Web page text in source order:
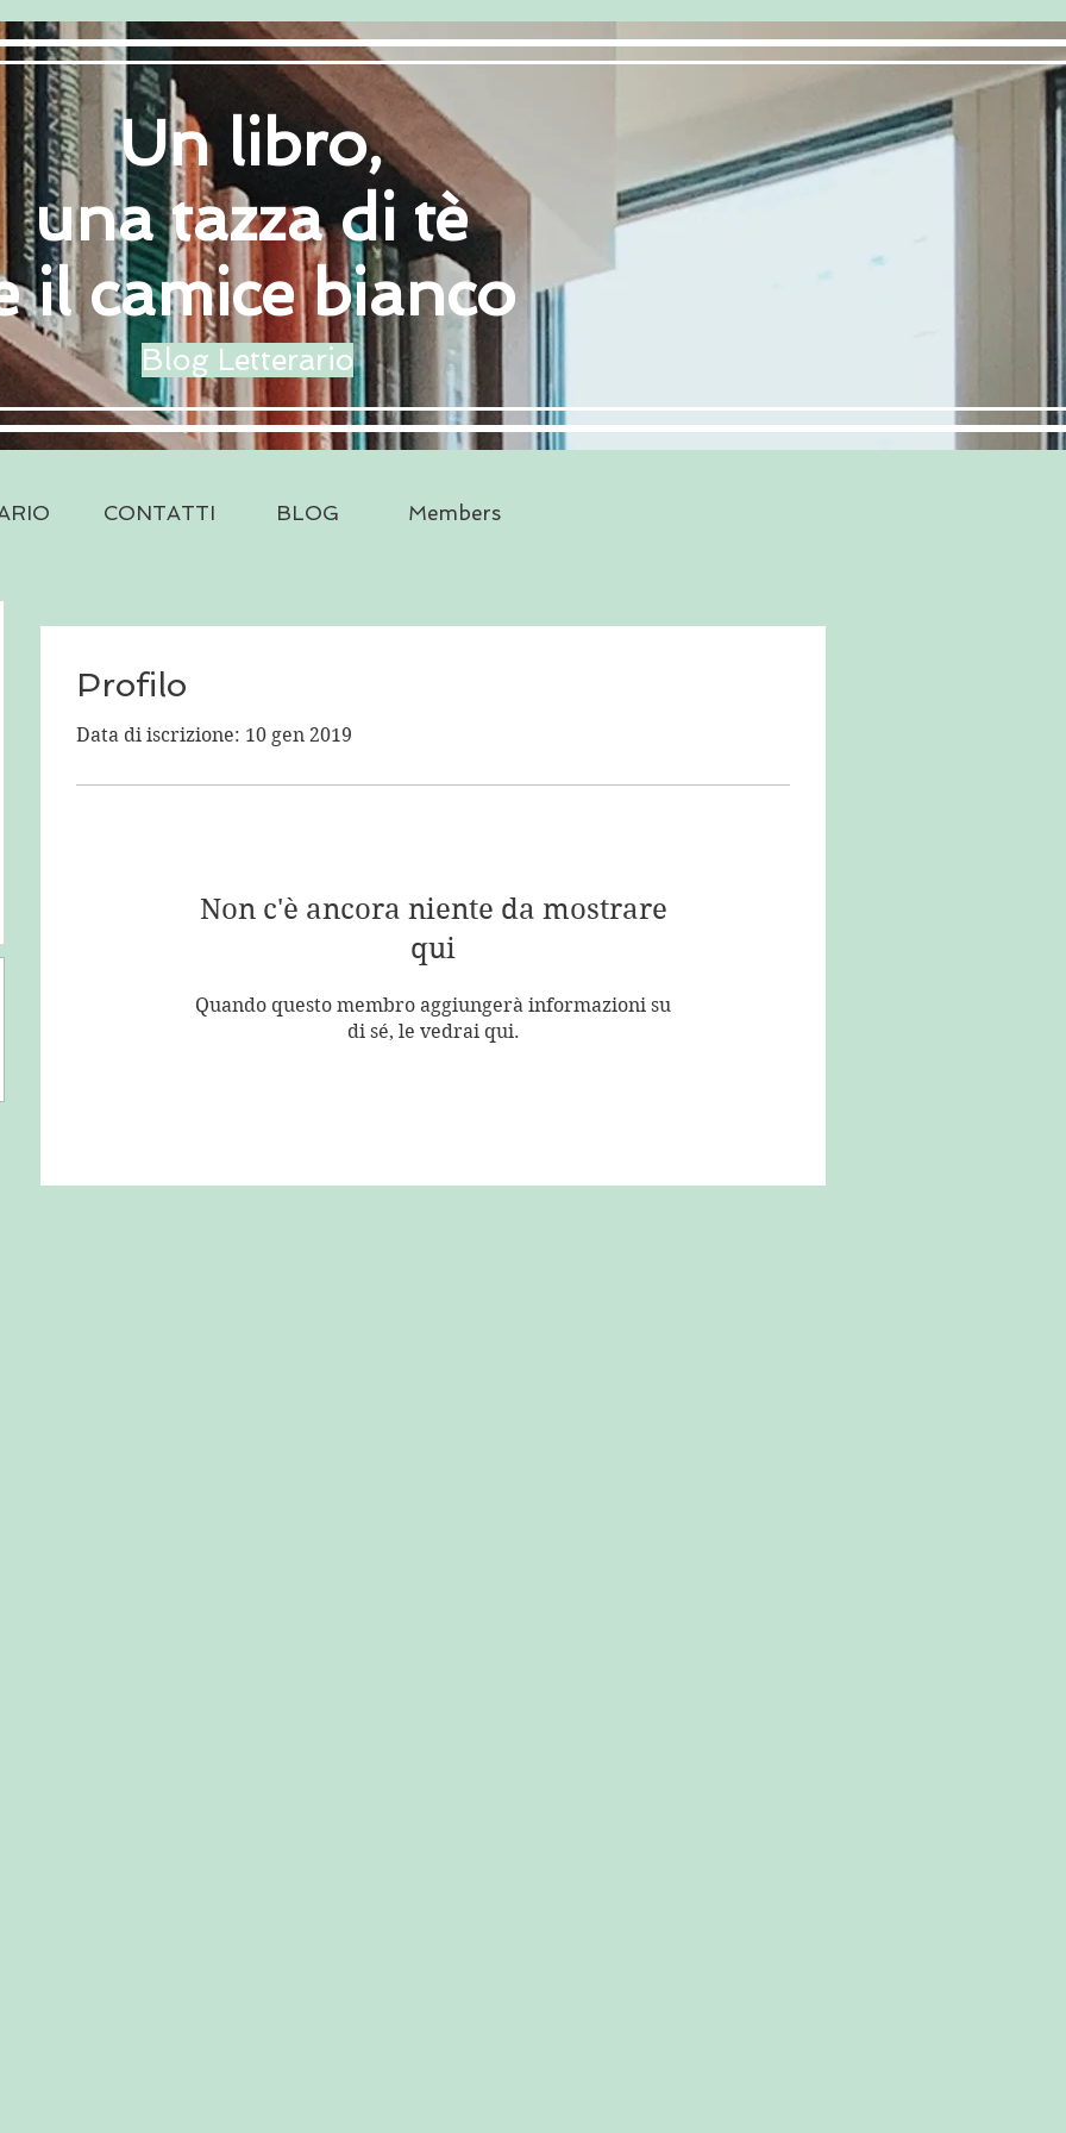
Un libro,
una tazza di tè
il camice bianco
Blog Letterario
CONTATTI BLOG Members
Profilo
Data di iscrizione: 10 gen 2019
Non c'è ancora niente da mostrare
qui
Quando questo membro aggiungerà informazioni su
di sé, le vedrai qui.